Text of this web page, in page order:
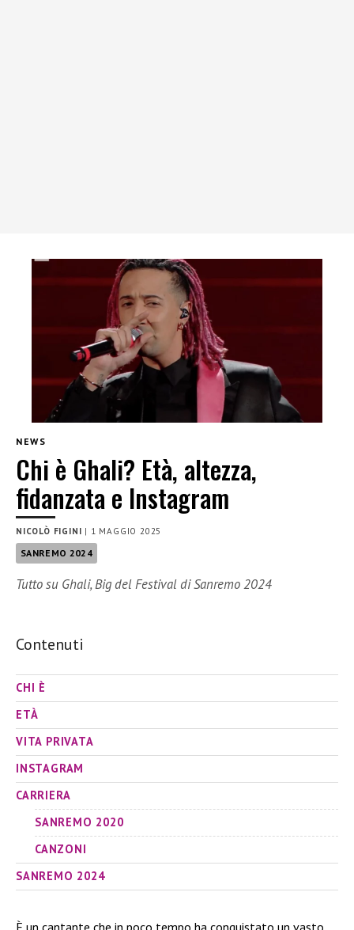
NEWS
Chi è Ghali? Età, altezza,
fidanzata e Instagram
NICOLÒ FIGINI | 1 MAGGIO 2025
SANREMO 2024
Tutto su Ghali, Big del Festival di Sanremo 2024
Contenuti
CHI È
ETÀ
VITA PRIVATA
INSTAGRAM
CARRIERA
SANREMO 2020
CANZONI
SANREMO 2024
È un cantante che in poco tempo ha conquistato un vasto